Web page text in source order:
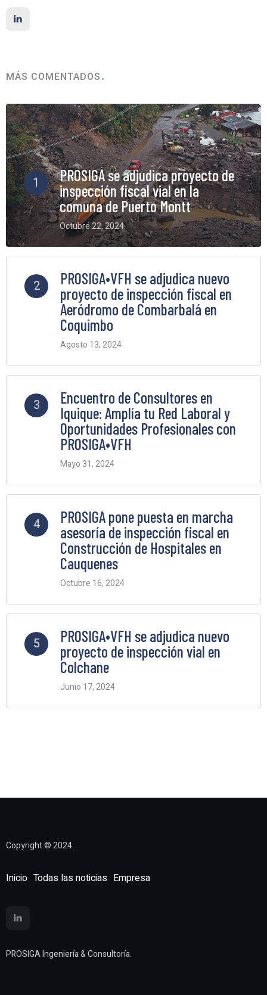
MÁS COMENTADOS
1
PROSIGA se adjudica proyecto de
inspección fiscal vial en la
comuna de Puerto Montt
Octubre 22, 2024
6 Comments
2
PROSIGA•VFH se adjudica nuevo
proyecto de inspección fiscal en
Aeródromo de Combarbalá en
Coquimbo
Agosto 13, 2024
3
Encuentro de Consultores en
Iquique: Amplía tu Red Laboral y
Oportunidades Profesionales con
PROSIGA•VFH
Mayo 31, 2024
4
PROSIGA pone puesta en marcha
asesoría de inspección fiscal en
Construcción de Hospitales en
Cauquenes
Octubre 16, 2024
5
PROSIGA•VFH se adjudica nuevo
proyecto de inspección vial en
Colchane
Junio 17, 2024
Copyright © 2024.
Inicio Todas las noticias Empresa
PROSIGA Ingeniería & Consultoría.